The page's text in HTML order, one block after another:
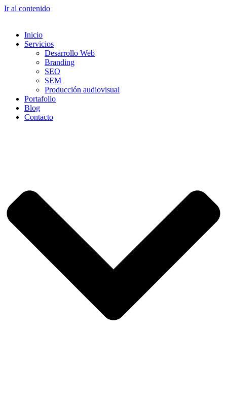
Ir al contenido
Inicio
Servicios
Desarrollo Web
Branding
SEO
SEM
Producción audiovisual
Portafolio
Blog
Contacto